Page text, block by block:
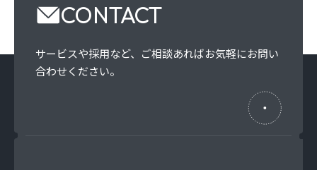
CONTACT
サービスや採用など、 ご相談あればお気軽にお問い
合わせください。